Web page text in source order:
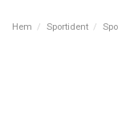
Hem Sportident